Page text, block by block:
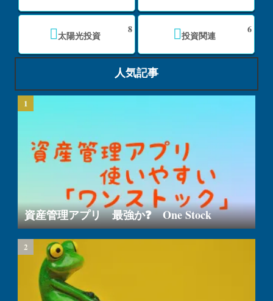
太陽光投資
8
投資関連
6
人気記事
資産管理アプリ 最強か❓ One Stock